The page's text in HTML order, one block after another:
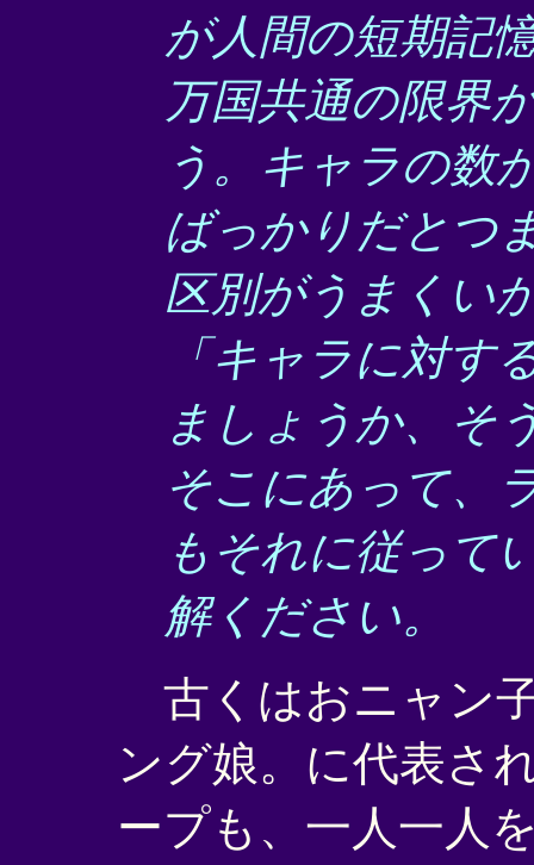
が人間の短期記
万国共通の限界
う。キャラの数
ばっかりだとつ
区別がうまくい
「キャラに対す
ましょうか、そ
そこにあって、
もそれに従って
解ください。
古くはおニャン
ング娘。に代表さ
ープも、一人一人